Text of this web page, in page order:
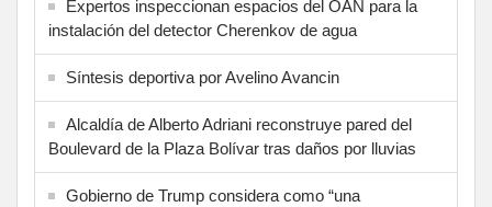
Expertos inspeccionan espacios del OAN para la
instalación del detector Cherenkov de agua
Síntesis deportiva por Avelino Avancin
Alcaldía de Alberto Adriani reconstruye pared del
Boulevard de la Plaza Bolívar tras daños por lluvias
Gobierno de Trump considera como “una